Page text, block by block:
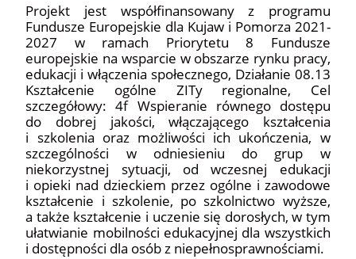
Projekt jest współfinansowany z programu
Fundusze Europejskie dla Kujaw i Pomorza 2021-
2027 w ramach Priorytetu 8 Fundusze
europejskie na wsparcie w obszarze rynku pracy,
edukacji i włączenia społecznego, Działanie 08.13
Kształcenie ogólne ZITy regionalne, Cel
szczegółowy: 4f Wspieranie równego dostępu
do dobrej jakości, włączającego kształcenia
i szkolenia oraz możliwości ich ukończenia, w
szczególności w odniesieniu do grup w
niekorzystnej sytuacji, od wczesnej edukacji
i opieki nad dzieckiem przez ogólne i zawodowe
kształcenie i szkolenie, po szkolnictwo wyższe,
a także kształcenie i uczenie się dorosłych, w tym
ułatwianie mobilności edukacyjnej dla wszystkich
i dostępności dla osób z niepełnosprawnościami.